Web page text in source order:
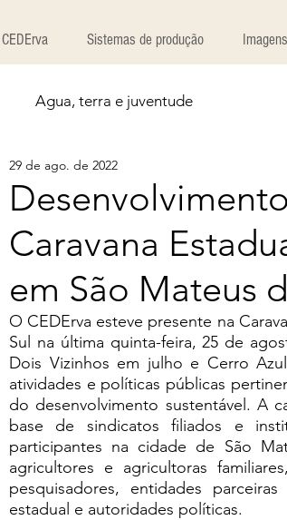
CEDErva Sistemas de produção Imagens
Agua, terra e juventude
Caravana
em São Mateus
29 de ago. de 2022
O CEDErva esteve presente na
Sul na última quinta-feira, 25 de
Dois Vizinhos em julho e Cerro
atividades e políticas públicas
do desenvolvimento sustentável. A
base de sindicatos filiados e
participantes na cidade de São
agricultores e agricultoras
pesquisadores, entidades
estadual e autoridades políticas.